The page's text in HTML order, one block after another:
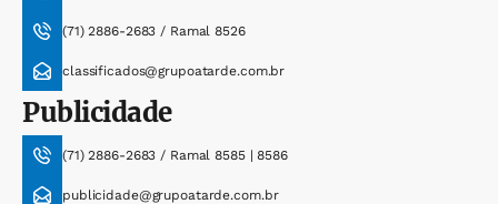
(71) 2886-2683 / Ramal 8526
classificados@grupoatarde.com.br
Publicidade
(71) 2886-2683 / Ramal 8585 | 8586
publicidade@grupoatarde.com.br